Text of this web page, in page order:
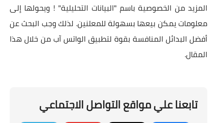
المزيد من الخصوصية باسم "البيانات التحليلية" ! ويحولها إلى
معلومات يمكن بيعها بسهولة للمعلنين. لذلك وجب البحث عن
أفضل البدائل المنافسة بقوة لتطبيق الواتس آب من خلال هذا
المقال.
تابعنا علي مواقع التواصل الاجتماعي